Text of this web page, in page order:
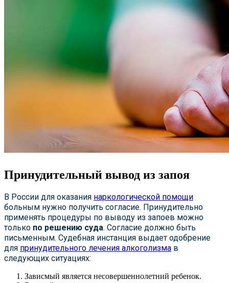
Принудительный вывод из запоя
В России для оказания наркологической помощи
больным нужно получить согласие. Принудительно
применять процедуры по выводу из запоев можно
только по решению суда. Согласие должно быть
письменным. Судебная инстанция выдает одобрение
для принудительного лечения алкоголизма в
следующих ситуациях:
Зависмый является несовершеннолетний ребенок.